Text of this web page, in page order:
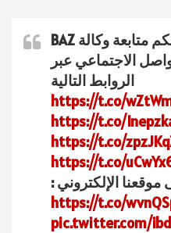
متابعينا الأعزاء يمكنكم متابعة وكالة BAZ
الاجتماعي عبر
الروابط التالية
https://t.co/
https://t.co/
https://t.co/
https://t.co/
موقعنا الإلكتروني :
https://t.co/
pic.twitter.com/